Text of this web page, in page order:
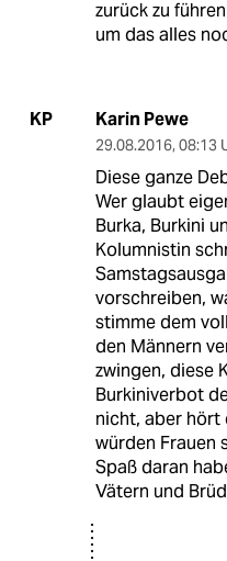
zurück zu
um das alles
KP Karin Pewe
29.08.2016, 08:13
Diese ganze
Wer glaubt
Burka, Burkini
Kolumnistin
vorschreiben,
stimme dem
den Männern
zwingen, diese
Burkiniverbot
nicht, aber hört
würden Frauen
Spaß daran
Vätern und